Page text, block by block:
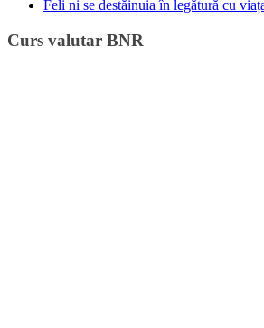
Feli ni se destăinuia în legătură cu
Curs valutar BNR